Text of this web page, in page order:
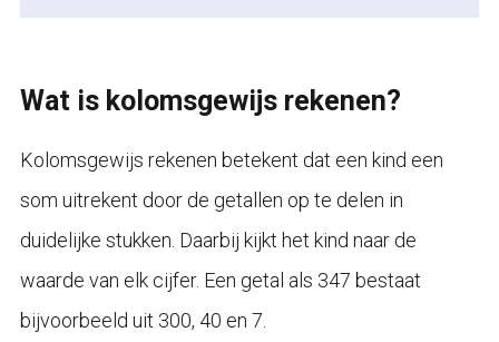
Wat is kolomsgewijs rekenen?
Kolomsgewijs rekenen betekent dat een kind een
som uitrekent door de getallen op te delen in
duidelijke stukken. Daarbij kijkt het kind naar de
waarde van elk cijfer. Een getal als 347 bestaat
bijvoorbeeld uit 300, 40 en 7.